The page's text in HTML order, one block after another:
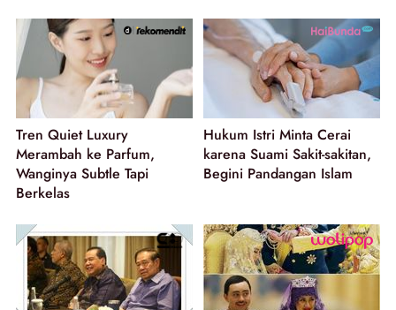
Tren Quiet Luxury
Merambah ke Parfum,
Wanginya Subtle Tapi
Berkelas
Hukum Istri Minta Cerai
karena Suami Sakit-sakitan,
Begini Pandangan Islam